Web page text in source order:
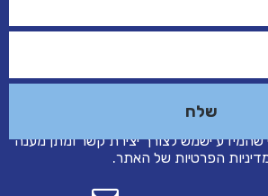
שמסרתי בטופס זה נמסרו מרצוני
שהמידע ישמש לצורך יצירת קשר ומתן מענה
הפרטיות של האתר.